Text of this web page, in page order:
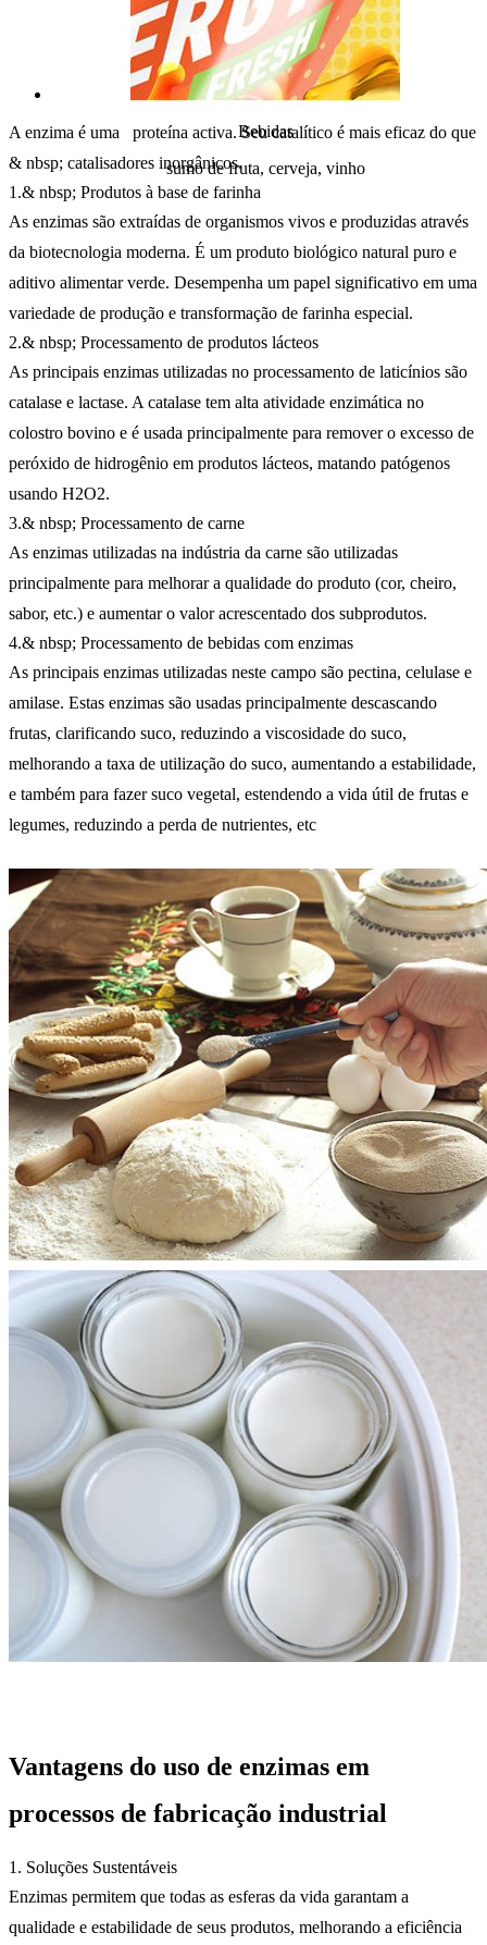
Bebidas
sumo de fruta, cerveja, vinho
A enzima é uma proteína activa. Seu catalítico é mais eficaz do que
& nbsp; catalisadores inorgânicos.
1.& nbsp; Produtos à base de farinha
As enzimas são extraídas de organismos vivos e produzidas através
da biotecnologia moderna. É um produto biológico natural puro e
aditivo alimentar verde. Desempenha um papel significativo em uma
variedade de produção e transformação de farinha especial.
2.& nbsp; Processamento de produtos lácteos
As principais enzimas utilizadas no processamento de laticínios são
catalase e lactase. A catalase tem alta atividade enzimática no
colostro bovino e é usada principalmente para remover o excesso de
peróxido de hidrogênio em produtos lácteos, matando patógenos
usando H2O2.
3.& nbsp; Processamento de carne
As enzimas utilizadas na indústria da carne são utilizadas
principalmente para melhorar a qualidade do produto (cor, cheiro,
sabor, etc.) e aumentar o valor acrescentado dos subprodutos.
4.& nbsp; Processamento de bebidas com enzimas
As principais enzimas utilizadas neste campo são pectina, celulase e
amilase. Estas enzimas são usadas principalmente descascando
frutas, clarificando suco, reduzindo a viscosidade do suco,
melhorando a taxa de utilização do suco, aumentando a estabilidade,
e também para fazer suco vegetal, estendendo a vida útil de frutas e
legumes, reduzindo a perda de nutrientes, etc
Vantagens do uso de enzimas em
processos de fabricação industrial
1. Soluções Sustentáveis
Enzimas permitem que todas as esferas da vida garantam a
qualidade e estabilidade de seus produtos, melhorando a eficiência